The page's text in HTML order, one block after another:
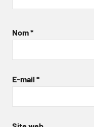
Nom*
E-mail *